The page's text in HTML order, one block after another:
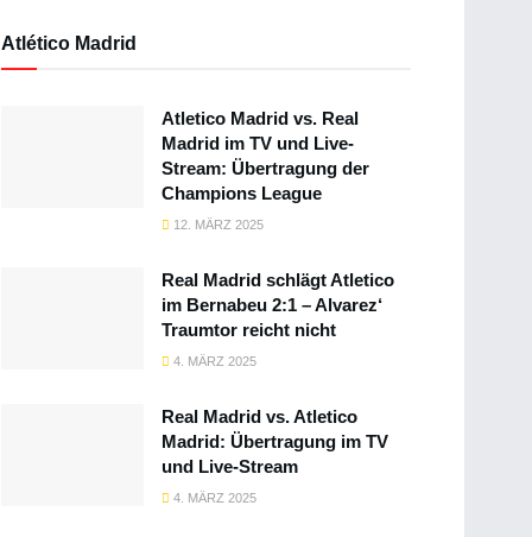
Atlético Madrid
Atletico Madrid vs. Real
Madrid im TV und Live-
Stream: Übertragung der
Champions League
12. MÄRZ 2025
Real Madrid schlägt Atletico
im Bernabeu 2:1 – Alvarez‘
Traumtor reicht nicht
4. MÄRZ 2025
Real Madrid vs. Atletico
Madrid: Übertragung im TV
und Live-Stream
4. MÄRZ 2025